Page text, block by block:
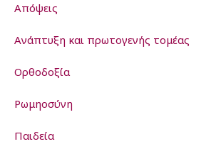
Απόψεις
Ανάπτυξη και πρωτογενής τομέας
Ορθοδοξία
Ρωμηοσύνη
Παιδεία